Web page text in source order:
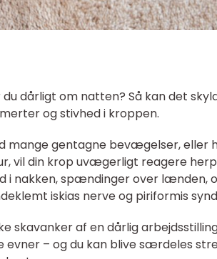
dårligt om natten? Så kan det
og stivhed i kroppen.
mange gentagne bevægelser, eller
vil din krop uvægerligt reagere
i nakken, spændinger over lænden,
iskias nerve og piriformis
skavanker af en dårlig
– og du kan blive særdeles